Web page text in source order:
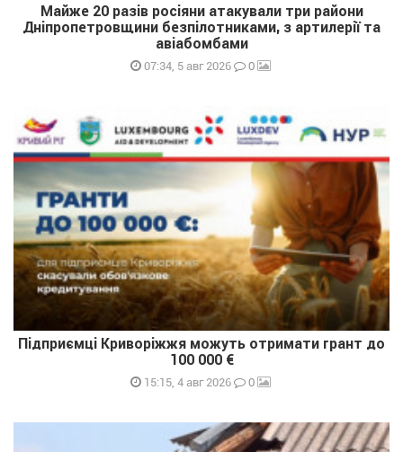
Майже 20 разів росіяни атакували три райони
Дніпропетровщини безпілотниками, з артилерії та
авіабомбами
07:34, 5 авг 2026 0
Підприємці Криворіжжя можуть отримати грант до
100 000 €
15:15, 4 авг 2026 0